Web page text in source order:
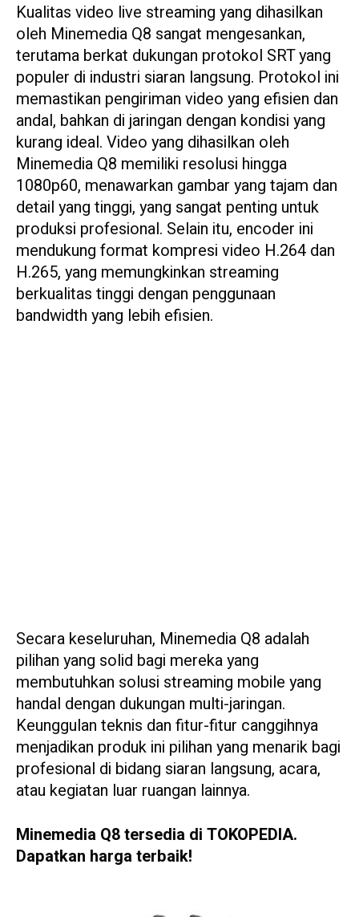
Kualitas video live streaming yang dihasilkan
oleh Minemedia Q8 sangat mengesankan,
terutama berkat dukungan protokol SRT yang
populer di industri siaran langsung. Protokol ini
memastikan pengiriman video yang efisien dan
andal, bahkan di jaringan dengan kondisi yang
kurang ideal. Video yang dihasilkan oleh
Minemedia Q8 memiliki resolusi hingga
1080p60, menawarkan gambar yang tajam dan
detail yang tinggi, yang sangat penting untuk
produksi profesional. Selain itu, encoder ini
mendukung format kompresi video H.264 dan
H.265, yang memungkinkan streaming
berkualitas tinggi dengan penggunaan
bandwidth yang lebih efisien.
Secara keseluruhan, Minemedia Q8 adalah
pilihan yang solid bagi mereka yang
membutuhkan solusi streaming mobile yang
handal dengan dukungan multi-jaringan.
Keunggulan teknis dan fitur-fitur canggihnya
menjadikan produk ini pilihan yang menarik bagi
profesional di bidang siaran langsung, acara,
atau kegiatan luar ruangan lainnya.
Minemedia Q8 tersedia di TOKOPEDIA.
Dapatkan harga terbaik!